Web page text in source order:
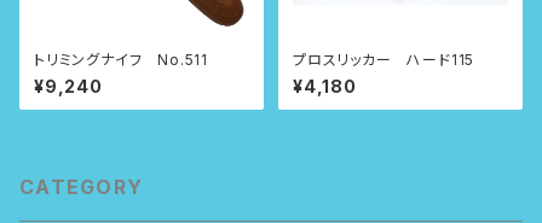
トリミングナイフ No.511
¥9,240
プロスリッカー ハード115
¥4,180
CATEGORY